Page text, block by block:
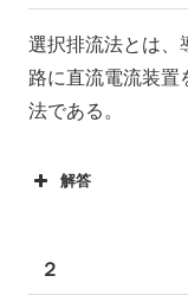
選択排流法とは、
路に直流電流装置
法である。
解答
２